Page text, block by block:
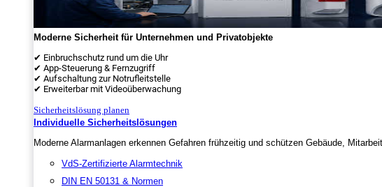
Moderne Sicherheit für Unternehmen und Privatobjekte
✔ Einbruchschutz rund um die Uhr
✔ App-Steuerung & Fernzugriff
✔ Aufschaltung zur Notrufleitstelle
✔ Erweiterbar mit Videoüberwachung
Sicherheitslösung planen
Individuelle Sicherheitslösungen
Moderne Alarmanlagen erkennen Gefahren frühzeitig und schützen Gebäude,
VdS-Zertifizierte Alarmtechnik
DIN EN 50131 & Normen